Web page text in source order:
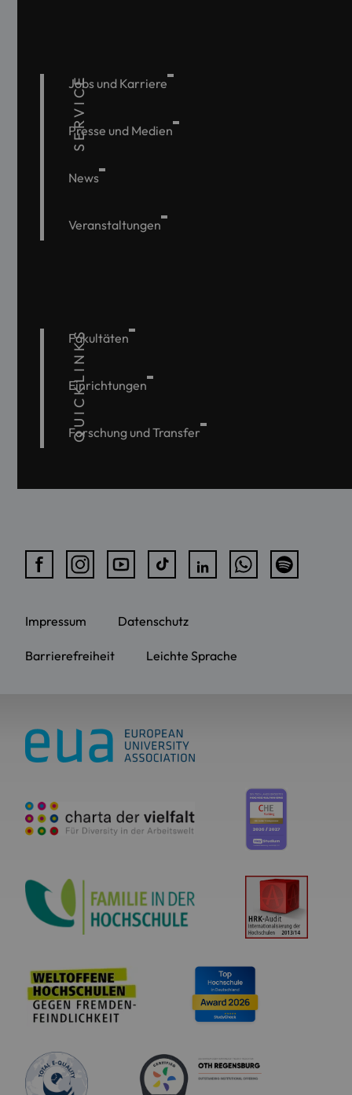
SERVICE
Jobs und Karriere
Presse und Medien
News
Veranstaltungen
QUICKLINKS
Fakultäten
Einrichtungen
Forschung und Transfer
Impressum Datenschutz
Barrierefreiheit Leichte Sprache